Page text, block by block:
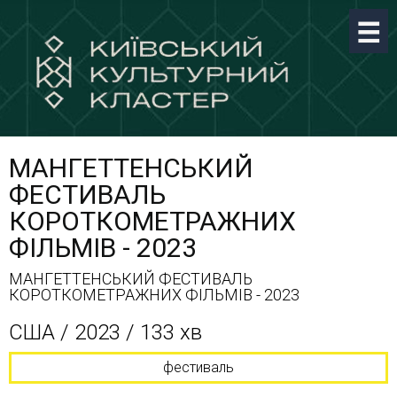
МАНГЕТТЕНСЬКИЙ
ФЕСТИВАЛЬ
КОРОТКОМЕТРАЖНИХ
ФІЛЬМІВ - 2023
МАНГЕТТЕНСЬКИЙ ФЕСТИВАЛЬ
КОРОТКОМЕТРАЖНИХ ФІЛЬМІВ - 2023
США / 2023 / 133 хв
фестиваль